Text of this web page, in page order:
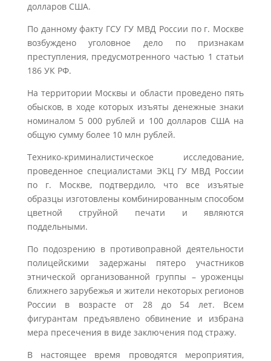
долларов США.
По данному факту ГСУ ГУ МВД России по г. Москве
возбуждено уголовное дело по признакам
преступления, предусмотренного частью 1 статьи
186 УК РФ.
На территории Москвы и области проведено пять
обысков, в ходе которых изъяты денежные знаки
номиналом 5 000 рублей и 100 долларов США на
общую сумму более 10 млн рублей.
Технико-криминалистическое исследование,
проведенное специалистами ЭКЦ ГУ МВД России
по г. Москве, подтвердило, что все изъятые
образцы изготовлены комбинированным способом
цветной струйной печати и являются
поддельными.
По подозрению в противоправной деятельности
полицейскими задержаны пятеро участников
этнической организованной группы – уроженцы
ближнего зарубежья и жители некоторых регионов
России в возрасте от 28 до 54 лет. Всем
фигурантам предъявлено обвинение и избрана
мера пресечения в виде заключения под стражу.
В настоящее время проводятся мероприятия,